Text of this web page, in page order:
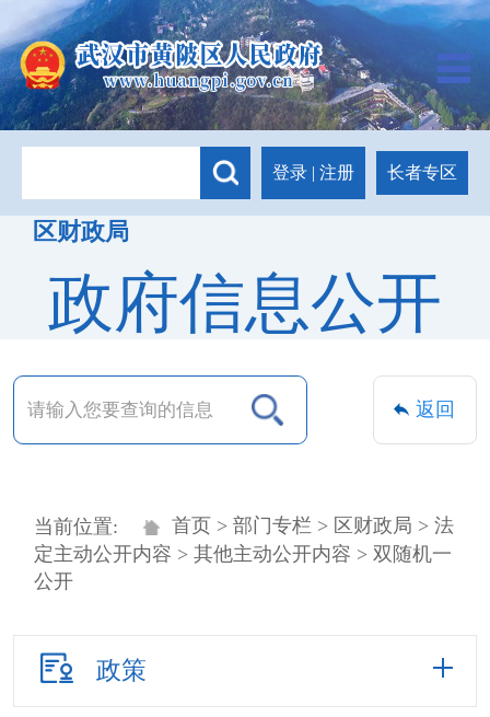
登录 | 注册 长者专区
区财政局
政府信息公开
返回
当前位置: 首页> 部门专栏 > 区财政局 > 法
定主动公开内容 >其他主动公开内容 > 双随机一
公开
政策